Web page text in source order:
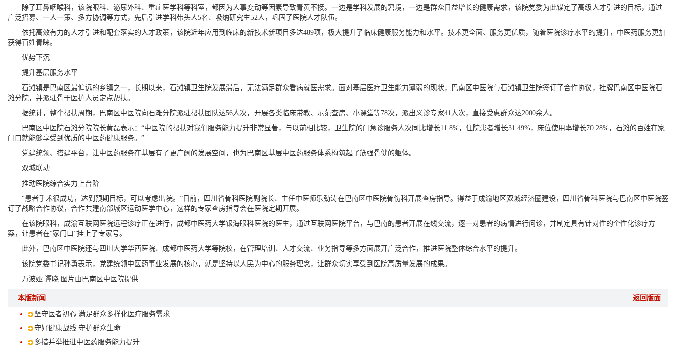
除了耳鼻咽喉科，该院眼科、泌尿外科、重症医学科等科室，都因为人事变动等因素导致青黄不接。一边是学科发展的窘境，一边是群众日益增长的健康需求，该院党委为此锚定了高级人才引进的目标，通过
广泛招募、一人一策、多方协调等方式，先后引进学科带头人5名、吸纳研究生52人，巩固了医院人才队伍。
依托高效有力的人才引进和配套落实的人才政策，该院近年应用到临床的新技术新项目多达489项，极大提升了临床健康服务能力和水平。技术更全面、服务更优质，随着医院诊疗水平的提升，中医药服务更加
获得百姓青睐。
优势下沉
提升基层服务水平
石滩镇是巴南区最偏远的乡镇之一，长期以来，石滩镇卫生院发展滞后，无法满足群众看病就医需求。面对基层医疗卫生能力薄弱的现状，巴南区中医院与石滩镇卫生院签订了合作协议，挂牌巴南区中医院石
滩分院，并派驻骨干医护人员定点帮扶。
据统计，整个帮扶周期，巴南区中医院向石滩分院派驻帮扶团队达56人次，开展各类临床带教、示范查房、小课堂等78次，派出义诊专家41人次，直接受惠群众达2000余人。
巴南区中医院石滩分院院长黄磊表示：“中医院的帮扶对我们服务能力提升非常显著，与以前相比较，卫生院的门急诊服务人次同比增长11.8%，住院患者增长31.49%，床位使用率增长70.28%，石滩的百姓在家
门口就能够享受到优质的中医药健康服务。”
党建统领、搭建平台，让中医药服务在基层有了更广阔的发展空间，也为巴南区基层中医药服务体系构筑起了筋强骨健的躯体。
双城联动
推动医院综合实力上台阶
“患者手术很成功，达到预期目标，可以考虑出院。”日前，四川省骨科医院副院长、主任中医师乐劲涛在巴南区中医院骨伤科开展查房指导。得益于成渝地区双城经济圈建设，四川省骨科医院与巴南区中医院签
订了战略合作协议，合作共建南部城区运动医学中心，这样的专家查房指导会在医院定期开展。
在该院眼科，成渝互联网医院远程诊疗正在进行，成都中医药大学银海眼科医院的医生，通过互联网医院平台，与巴南的患者开展在线交流，逐一对患者的病情进行问诊，并制定具有针对性的个性化诊疗方
案，让患者在“家门口”挂上了专家号。
此外，巴南区中医院还与四川大学华西医院、成都中医药大学等院校，在管理培训、人才交流、业务指导等多方面展开广泛合作，推进医院整体综合水平的提升。
该院党委书记孙勇表示，党建统领中医药事业发展的核心，就是坚持以人民为中心的服务理念，让群众切实享受到医院高质量发展的成果。
万波娅 谭晓 图片由巴南区中医院提供
本版新闻 返回版面
坚守医者初心 满足群众多样化医疗服务需求
守好健康战线 守护群众生命
多措并举推进中医药服务能力提升